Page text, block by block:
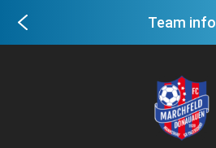
Team info